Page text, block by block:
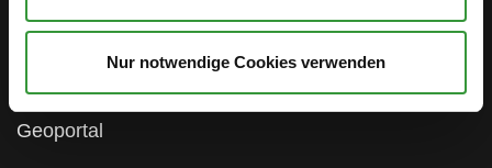
Nur notwendige Cookies verwenden
Hinweisgebersystem
Geoportal